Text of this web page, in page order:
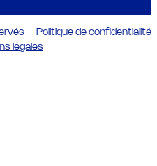
– Politique de confidentialité
légales